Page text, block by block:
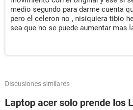
medio segundo para darme cuenta
pero el celeron no , nisiquiera tibio
sea que no se puede aumentar mas
Discusiones similares
Laptop acer solo prende los